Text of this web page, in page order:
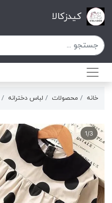
کیدزکالا
خانه محصولات لباس دخترانه